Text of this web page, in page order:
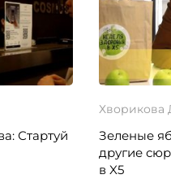
Стартуй
Хворикова
Зеленые
другие
в X5